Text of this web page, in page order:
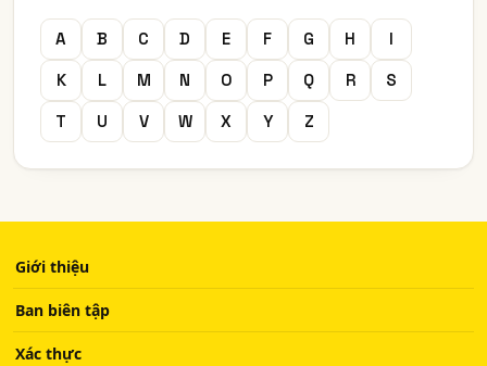
A B C D E F G H
I
K
L M N O P Q R
S
T
U V W X Y Z
Giới thiệu
Ban biên tập
Xác thực